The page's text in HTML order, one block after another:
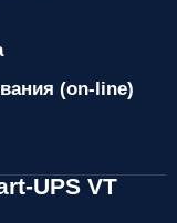
(on-line)
UPS VT